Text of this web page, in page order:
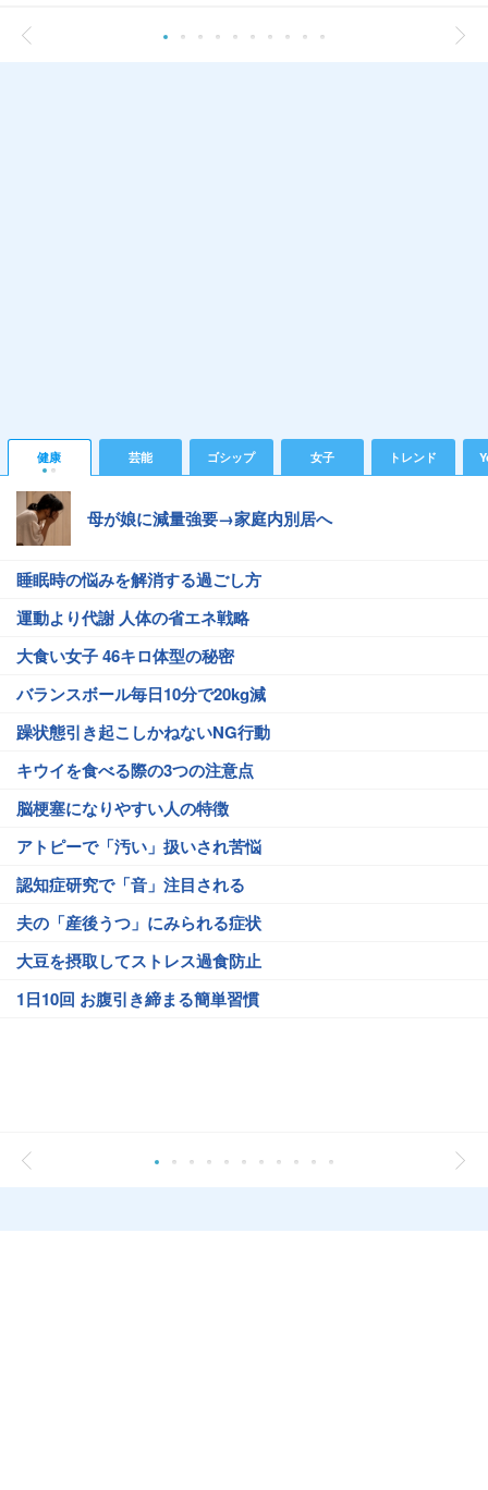
健康 芸能 ゴシップ 女子 トレンド
母が娘に減量強要→家庭内別居へ
睡眠時の悩みを解消する過ごし方
運動より代謝 人体の省エネ戦略
大食い女子 46キロ体型の秘密
バランスボール毎日10分で20kg減
躁状態引き起こしかねないNG行動
キウイを食べる際の3つの注意点
脳梗塞になりやすい人の特徴
アトピーで「汚い」扱いされ苦悩
認知症研究で「音」注目される
夫の「産後うつ」にみられる症状
大豆を摂取してストレス過食防止
1日10回 お腹引き締まる簡単習慣